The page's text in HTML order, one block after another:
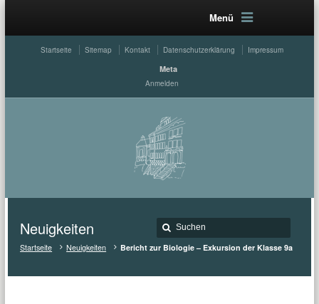
Menü
Startseite Sitemap Kontakt Datenschutzerklärung Impressum
Meta
Anmelden
Neuigkeiten
Startseite Neuigkeiten Bericht zur Biologie – Exkursion der Klasse 9a